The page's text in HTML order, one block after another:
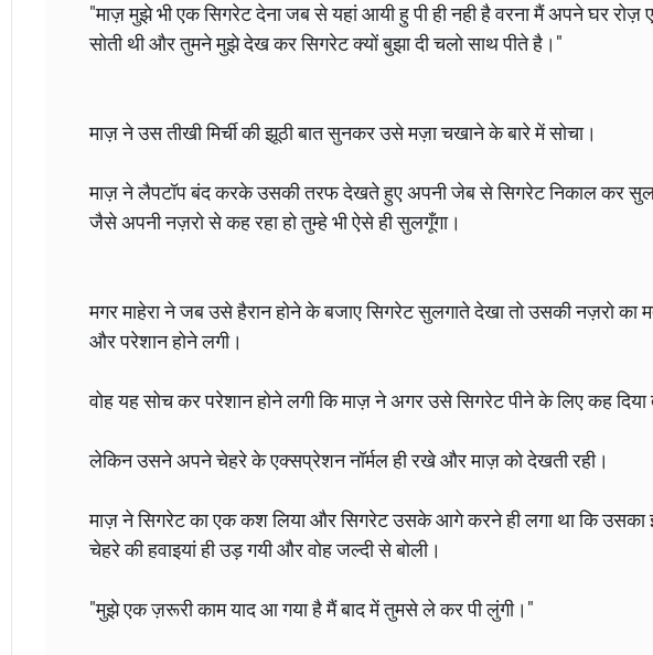
"माज़ मुझे भी एक सिगरेट देना जब से यहां आयी हु पी ही नही है वरना मैं अपने घर रोज़
सोती थी और तुमने मुझे देख कर सिगरेट क्यों बुझा दी चलो साथ पीते है।"
माज़ ने उस तीखी मिर्ची की झूठी बात सुनकर उसे मज़ा चखाने के बारे में सोचा।
माज़ ने लैपटॉप बंद करके उसकी तरफ देखते हुए अपनी जेब से सिगरेट निकाल कर
जैसे अपनी नज़रो से कह रहा हो तुम्हे भी ऐसे ही सुलगूँगा।
मगर माहेरा ने जब उसे हैरान होने के बजाए सिगरेट सुलगाते देखा तो उसकी नज़रो
और परेशान होने लगी।
वोह यह सोच कर परेशान होने लगी कि माज़ ने अगर उसे सिगरेट पीने के लिए कह दिया
लेकिन उसने अपने चेहरे के एक्सप्रेशन नॉर्मल ही रखे और माज़ को देखती रही।
माज़ ने सिगरेट का एक कश लिया और सिगरेट उसके आगे करने ही लगा था कि उसका
चेहरे की हवाइयां ही उड़ गयी और वोह जल्दी से बोली।
"मुझे एक ज़रूरी काम याद आ गया है मैं बाद में तुमसे ले कर पी लुंगी।"